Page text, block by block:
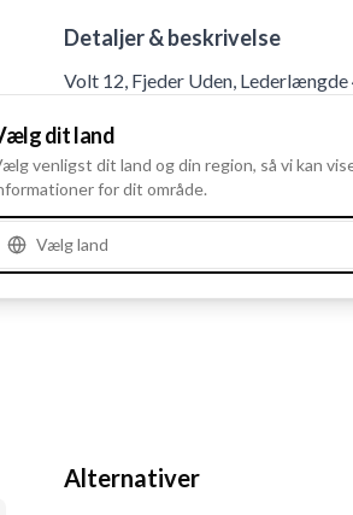
Detaljer & beskrivelse
Volt 12, Fjeder Uden,
Elektriske oplysninger
Volt
Alternativer
dit land
venligst dit land og din region, så vi kan
for dit område.
Vælg land